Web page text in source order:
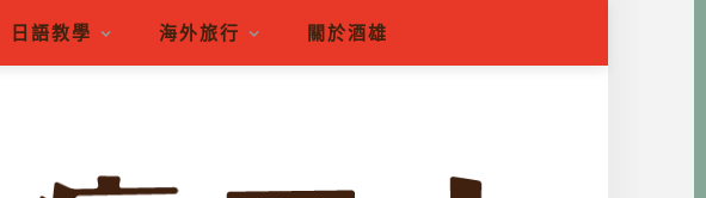
日語教學 海外旅行 關於酒雄